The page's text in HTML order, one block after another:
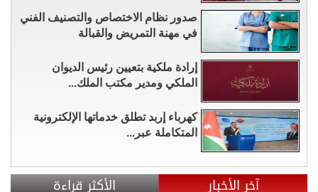
صدور نظام الاختصاص والتصنيف الفني
في مهنة التمريض والقبالة
إرادة ملكية بتعيين رئيس الديوان
الملكي ومدير مكتب الملك...
كهرباء إربد تطلق خدماتها الإلكترونية
المتكاملة عبر...
آخر الأخبار الأكثر قراءة